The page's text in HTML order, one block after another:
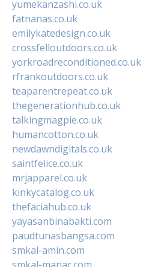
yumekanzashi.co.uk
fatnanas.co.uk
emilykatedesign.co.uk
crossfelloutdoors.co.uk
yorkroadreconditioned.co.uk
rfrankoutdoors.co.uk
teaparentrepeat.co.uk
thegenerationhub.co.uk
talkingmagpie.co.uk
humancotton.co.uk
newdawndigitals.co.uk
saintfelice.co.uk
mrjapparel.co.uk
kinkycatalog.co.uk
thefaciahub.co.uk
yayasanbinabakti.com
paudtunasbangsa.com
smkal-amin.com
smkal-manar.com